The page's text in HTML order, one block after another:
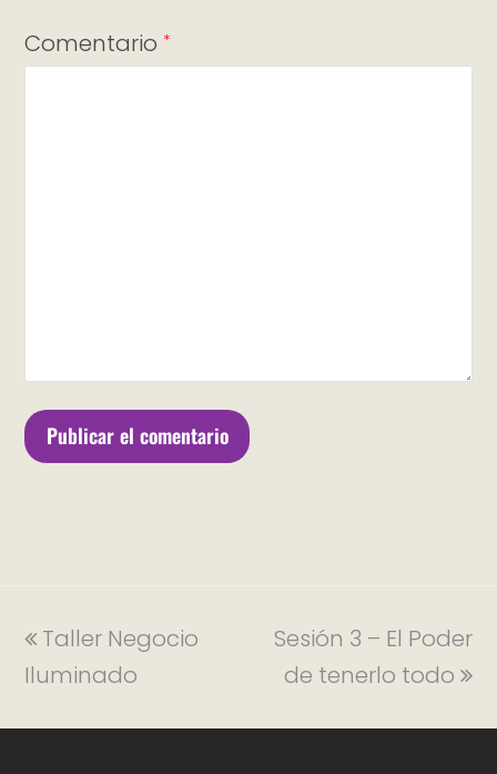
Comentario *
Taller Negocio
Iluminado
Sesión 3 – El Poder
de tenerlo todo